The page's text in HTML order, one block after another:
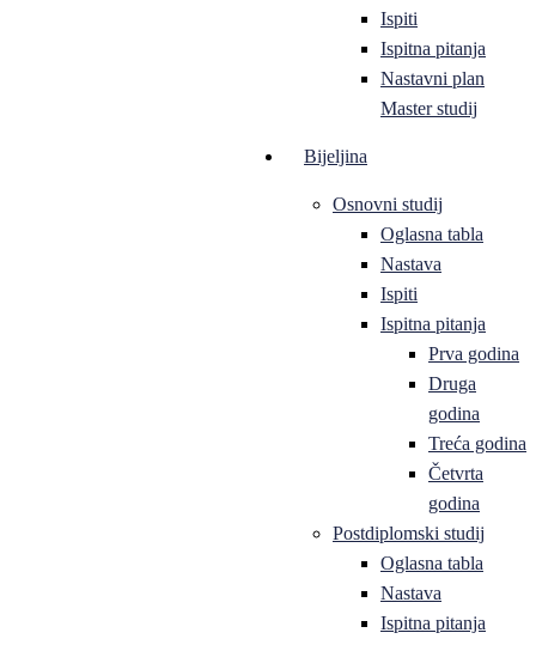
Ispiti
Ispitna pitanja
Nastavni plan
Master studij
Bijeljina
Osnovni studij
Oglasna tabla
Nastava
Ispiti
Ispitna pitanja
Prva godina
Druga
godina
Treća godina
Četvrta
godina
Postdiplomski studij
Oglasna tabla
Nastava
Ispitna pitanja